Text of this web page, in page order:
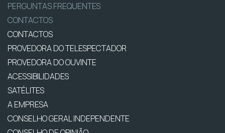
PERGUNTAS FREQUENTES
CONTACTOS
CONTACTOS
PROVEDORA DO TELESPECTADOR
PROVEDORA DO OUVINTE
ACESSIBILIDADES
SATÉLITES
A EMPRESA
CONSELHO GERAL INDEPENDENTE